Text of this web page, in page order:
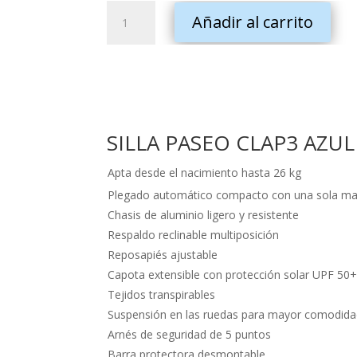
PASEO
Añadir al carrito
SILLA PASEO CLAP3 AZUL
Apta desde el nacimiento hasta 26 kg
Plegado automático compacto con una sola
Chasis de aluminio ligero y resistente
Respaldo reclinable multiposición
Reposapiés ajustable
Capota extensible con protección solar UPF 50+
Tejidos transpirables
Suspensión en las ruedas para mayor
Arnés de seguridad de 5 puntos